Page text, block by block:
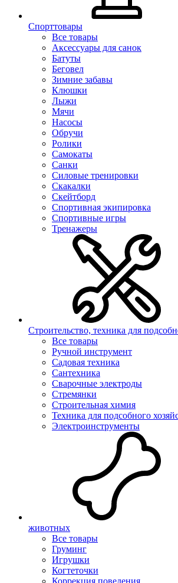
Спорттовары
Все товары
Аксессуары для санок
Батуты
Беговел
Зимние забавы
Клюшки
Лыжи
Мячи
Насосы
Обручи
Ролики
Самокаты
Санки
Силовые тренировки
Скакалки
Скейтборд
Спортивная экипировка
Спортивные игры
Тренажеры
Строительство, техника для
Все товары
Ручной инструмент
Садовая техника
Сантехника
Сварочные электроды
Стремянки
Строительная химия
Техника для подсобного
Электроинструменты
животных
Все товары
Груминг
Игрушки
Когтеточки
Коррекция поведения